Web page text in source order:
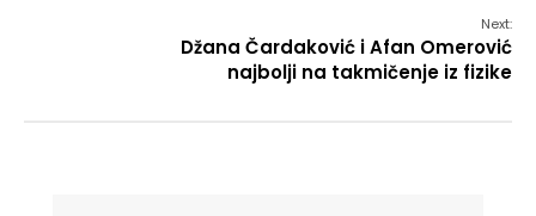
Next:
Džana Čardaković i Afan Omerović
najbolji na takmičenje iz fizike